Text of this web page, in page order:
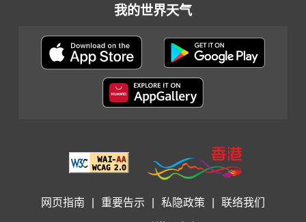
我的世界天气
网页指南 重要告示 私隐政策 联络我们